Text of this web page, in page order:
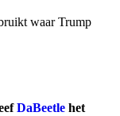
waar Trump
DaBeetle het